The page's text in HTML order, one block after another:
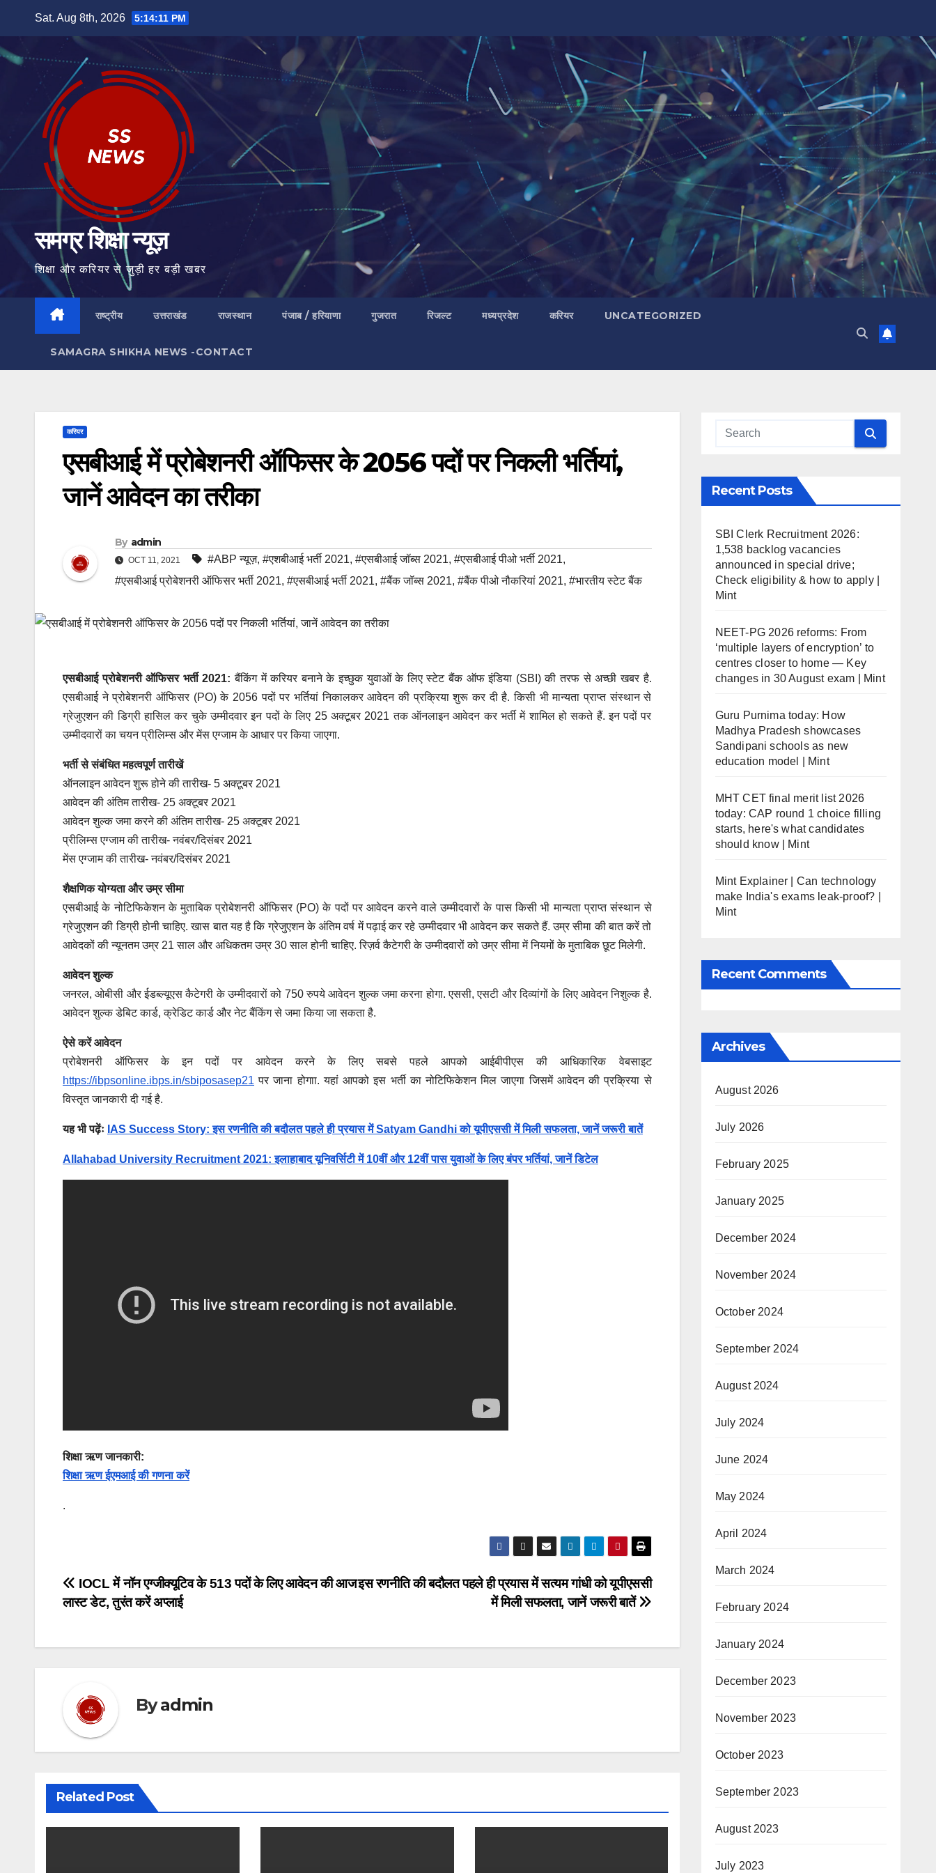
content
Sat. Aug 8th, 2026 5:14:12 PM
समग्र शिक्षा न्यूज़
शिक्षा और करियर से जुड़ी हर बड़ी खबर
राष्ट्रीय उत्तराखंड राजस्थान पंजाब / हरियाणा गुजरात रिजल्ट मध्यप्रदेश करियर UNCATEGORIZED
SAMAGRA SHIKHA NEWS -CONTACT
करियर
एसबीआई में प्रोबेशनरी ऑफिसर के 2056 पदों पर निकली भर्तियां,
जानें आवेदन का तरीका
By admin
OCT 11, 2021 #ABP न्यूज़, #एशबीआई भर्ती 2021, #एसबीआई जॉब्स 2021, #एसबीआई पीओ भर्ती 2021,
#एसबीआई प्रोबेशनरी ऑफिसर भर्ती 2021, #एसबीआई भर्ती 2021, #बैंक जॉब्स 2021, #बैंक पीओ नौकरियां 2021, #भारतीय स्टेट बैंक
एसबीआई प्रोबेशनरी ऑफिसर भर्ती 2021: बैंकिंग में करियर बनाने के इच्छुक युवाओं के लिए स्टेट बैंक ऑफ इंडिया (SBI) की तरफ से अच्छी खबर है.
एसबीआई ने प्रोबेशनरी ऑफिसर (PO) के 2056 पदों पर भर्तियां निकालकर आवेदन की प्रक्रिया शुरू कर दी है. किसी भी मान्यता प्राप्त संस्थान से
ग्रेजुएशन की डिग्री हासिल कर चुके उम्मीदवार इन पदों के लिए 25 अक्टूबर 2021 तक ऑनलाइन आवेदन कर भर्ती में शामिल हो सकते हैं. इन पदों पर
उम्मीदवारों का चयन प्रीलिम्स और मेंस एग्जाम के आधार पर किया जाएगा.
भर्ती से संबंधित महत्वपूर्ण तारीखें
ऑनलाइन आवेदन शुरू होने की तारीख- 5 अक्टूबर 2021
आवेदन की अंतिम तारीख- 25 अक्टूबर 2021
आवेदन शुल्क जमा करने की अंतिम तारीख- 25 अक्टूबर 2021
प्रीलिम्स एग्जाम की तारीख- नवंबर/दिसंबर 2021
मेंस एग्जाम की तारीख- नवंबर/दिसंबर 2021
शैक्षणिक योग्यता और उम्र सीमा
एसबीआई के नोटिफिकेशन के मुताबिक प्रोबेशनरी ऑफिसर (PO) के पदों पर आवेदन करने वाले उम्मीदवारों के पास किसी भी मान्यता प्राप्त संस्थान से
ग्रेजुएशन की डिग्री होनी चाहिए. खास बात यह है कि ग्रेजुएशन के अंतिम वर्ष में पढ़ाई कर रहे उम्मीदवार भी आवेदन कर सकते हैं. उम्र सीमा की बात करें तो
आवेदकों की न्यूनतम उम्र 21 साल और अधिकतम उम्र 30 साल होनी चाहिए. रिज़र्व कैटेगरी के उम्मीदवारों को उम्र सीमा में नियमों के मुताबिक छूट मिलेगी.
आवेदन शुल्क
जनरल, ओबीसी और ईडब्ल्यूएस कैटेगरी के उम्मीदवारों को 750 रुपये आवेदन शुल्क जमा करना होगा. एससी, एसटी और दिव्यांगों के लिए आवेदन निशुल्क है.
आवेदन शुल्क डेबिट कार्ड, क्रेडिट कार्ड और नेट बैंकिंग से जमा किया जा सकता है.
ऐसे करें आवेदन
प्रोबेशनरी ऑफिसर के इन पदों पर आवेदन करने के लिए सबसे पहले आपको आईबीपीएस की आधिकारिक वेबसाइट
https://ibpsonline.ibps.in/sbiposasep21 पर जाना होगाा. यहां आपको इस भर्ती का नोटिफिकेशन मिल जाएगा जिसमें आवेदन की प्रक्रिया से
विस्तृत जानकारी दी गई है.
यह भी पढ़ेंः IAS Success Story: इस रणनीति की बदौलत पहले ही प्रयास में Satyam Gandhi को यूपीएससी में मिली सफलता, जानें जरूरी बातें
Allahabad University Recruitment 2021: इलाहाबाद यूनिवर्सिटी में 10वीं और 12वीं पास युवाओं के लिए बंपर भर्तियां, जानें डिटेल
शिक्षा ऋण जानकारी:
शिक्षा ऋण ईएमआई की गणना करें
.
Post
navigation
इस रणनीति की बदौलत पहले ही प्रयास में सत्यम गांधी को यूपीएससी
में मिली सफलता, जानें जरूरी बातें
IOCL में नॉन एग्जीक्यूटिव के 513 पदों के लिए आवेदन की आज
लास्ट डेट, तुरंत करें अप्लाई
Byadmin
Related Post
Recent Posts
SBI Clerk Recruitment 2026:
1,538 backlog vacancies
announced in special drive;
Check eligibility & how to apply |
Mint
NEET-PG 2026 reforms: From
‘multiple layers of encryption’ to
centres closer to home — Key
changes in 30 August exam | Mint
Guru Purnima today: How
Madhya Pradesh showcases
Sandipani schools as new
education model | Mint
MHT CET final merit list 2026
today: CAP round 1 choice filling
starts, here's what candidates
should know | Mint
Mint Explainer | Can technology
make India's exams leak-proof? |
Mint
Recent Comments
Archives
August 2026
July 2026
February 2025
January 2025
December 2024
November 2024
October 2024
September 2024
August 2024
July 2024
June 2024
May 2024
April 2024
March 2024
February 2024
January 2024
December 2023
November 2023
October 2023
September 2023
August 2023
July 2023